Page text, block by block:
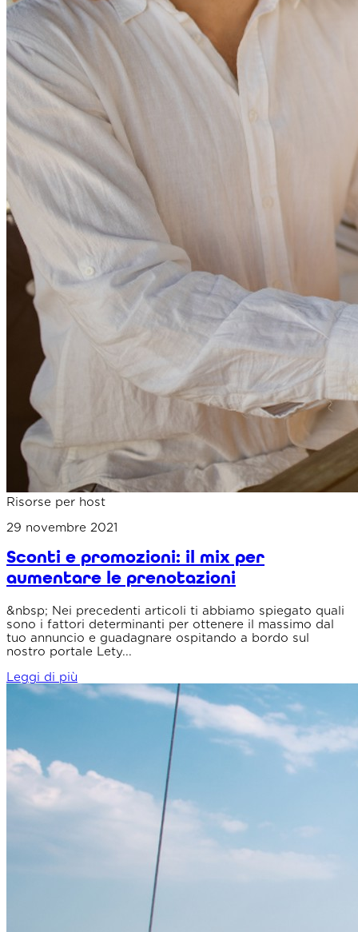
Risorse per host
29 novembre 2021
Sconti e promozioni: il mix per
aumentare le prenotazioni
&nbsp; Nei precedenti articoli ti abbiamo spiegato quali
sono i fattori determinanti per ottenere il massimo dal
tuo annuncio e guadagnare ospitando a bordo sul
nostro portale Lety...
Leggi di più